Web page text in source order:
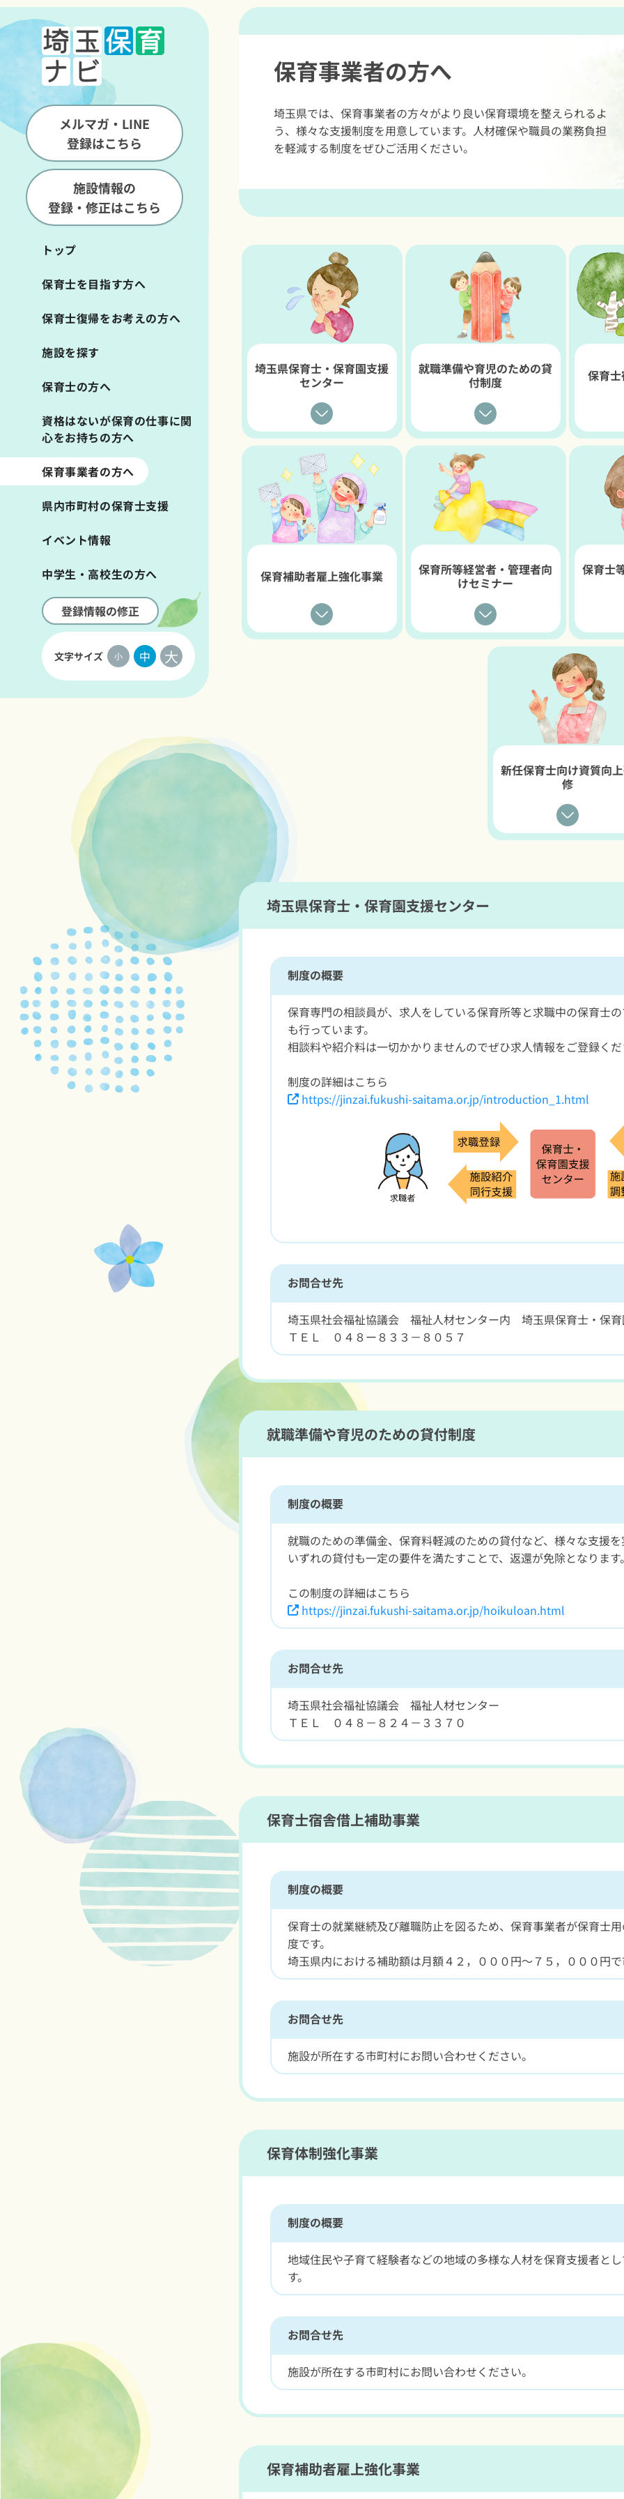
メルマガ・LINE
登録はこちら
施設情報の
登録・修正はこちら
トップ
保育士を目指す方へ
保育士復帰をお考えの方へ
施設を探す
保育士の方へ
資格はないが保育の仕事に関
心をお持ちの方へ
保育事業者の方へ
県内市町村の保育士支援
イベント情報
中学生・高校生の方へ
登録情報の修正
文字サイズ 小 中 大
保育事業者の方へ
埼玉県では、保育事業者の方々がより良い保育環境を整えられるよ
う、様々な支援制度を用意しています。人材確保や職員の業務負担
を軽減する制度をぜひご活用ください。
埼玉県保育士・保育園支援
センター
就職準備や育児のための貸
付制度
保育
保育補助者雇上強化事業
保育所等経営者・管理者向
けセミナー
保育士
新任保育士向け資質向
修
埼玉県保育士・保育園支援センター
制度の概要
保育専門の相談員が、求人をしている保育所等と求職中の保育士
も行っています。
相談料や紹介料は一切かかりませんのでぜひ求人情報をご登録く
制度の詳細はこちら
https://jinzai.fukushi-saitama.or.jp/introduction_1.html
お問合せ先
埼玉県社会福祉協議会 福祉人材センター内 埼玉県保育士・保育
ＴＥＬ ０４８ー８３３－８０５７
就職準備や育児のための貸付制度
制度の概要
就職のための準備金、保育料軽減のための貸付など、様々な支援
いずれの貸付も一定の要件を満たすことで、返還が免除となります
この制度の詳細はこちら
https://jinzai.fukushi-saitama.or.jp/hoikuloan.html
お問合せ先
埼玉県社会福祉協議会 福祉人材センター
ＴＥＬ ０４８－８２４－３３７０
保育士宿舎借上補助事業
制度の概要
保育士の就業継続及び離職防止を図るため、保育事業者が保育士
度です。
埼玉県内における補助額は月額４２，０００円～７５，０００円
お問合せ先
施設が所在する市町村にお問い合わせください。
保育体制強化事業
制度の概要
地域住民や子育て経験者などの地域の多様な人材を保育支援者と
す。
お問合せ先
施設が所在する市町村にお問い合わせください。
保育補助者雇上強化事業